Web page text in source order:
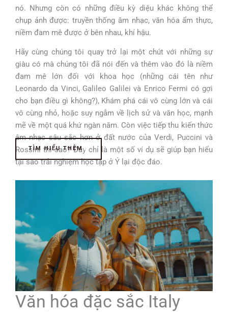
nó. Nhưng còn có những điều kỳ diệu khác không thể
chụp ảnh được: truyền thống âm nhạc, văn hóa ẩm thực,
niềm đam mê được ở bên nhau, khí hậu.
Hãy cùng chúng tôi quay trở lại một chút với những sự
giàu có mà chúng tôi đã nói đến và thêm vào đó là niềm
đam mê lớn đối với khoa học (những cái tên như
Leonardo da Vinci, Galileo Galilei và Enrico Fermi có gợi
cho bạn điều gì không?), Khám phá cái vô cùng lớn và cái
vô cùng nhỏ, hoặc suy ngẫm về lịch sử và văn học, mạnh
mẽ về một quá khứ ngàn năm. Còn việc tiếp thu kiến thức
âm nhạc sâu sắc hơn ở đất nước của Verdi, Puccini và
Rossini thì sao? Đây chỉ là một số ví dụ sẽ giúp bạn hiểu
tại sao trải nghiệm học tập ở Ý lại độc đáo.
TÌM HIỂU THÊM
Văn hóa đặc sắc Italy